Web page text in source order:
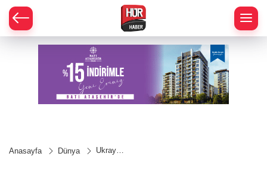
Anasayfa Dünya
Ukrayna: